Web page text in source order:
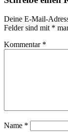
Deine E-Mail-
Felder sind mit *
Kommentar *
Name *